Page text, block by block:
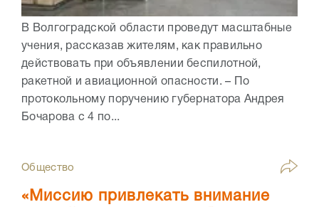
В Волгоградской области проведут масштабные
учения, рассказав жителям, как правильно
действовать при объявлении беспилотной,
ракетной и авиационной опасности. – По
протокольному поручению губернатора Андрея
Бочарова с 4 по...
Общество
«Миссию привлекать внимание